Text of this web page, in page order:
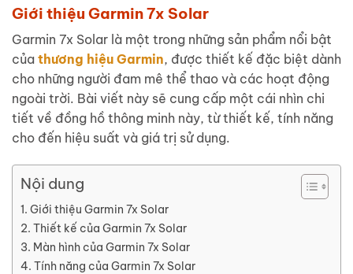
Giới thiệu Garmin 7x Solar
Garmin 7x Solar là một trong những sản phẩm nổi bật
của thương hiệu Garmin, được thiết kế đặc biệt dành
cho những người đam mê thể thao và các hoạt động
ngoài trời. Bài viết này sẽ cung cấp một cái nhìn chi
tiết về đồng hồ thông minh này, từ thiết kế, tính năng
cho đến hiệu suất và giá trị sử dụng.
Nội dung
Giới thiệu Garmin 7x Solar
Thiết kế của Garmin 7x Solar
Màn hình của Garmin 7x Solar
Tính năng của Garmin 7x Solar